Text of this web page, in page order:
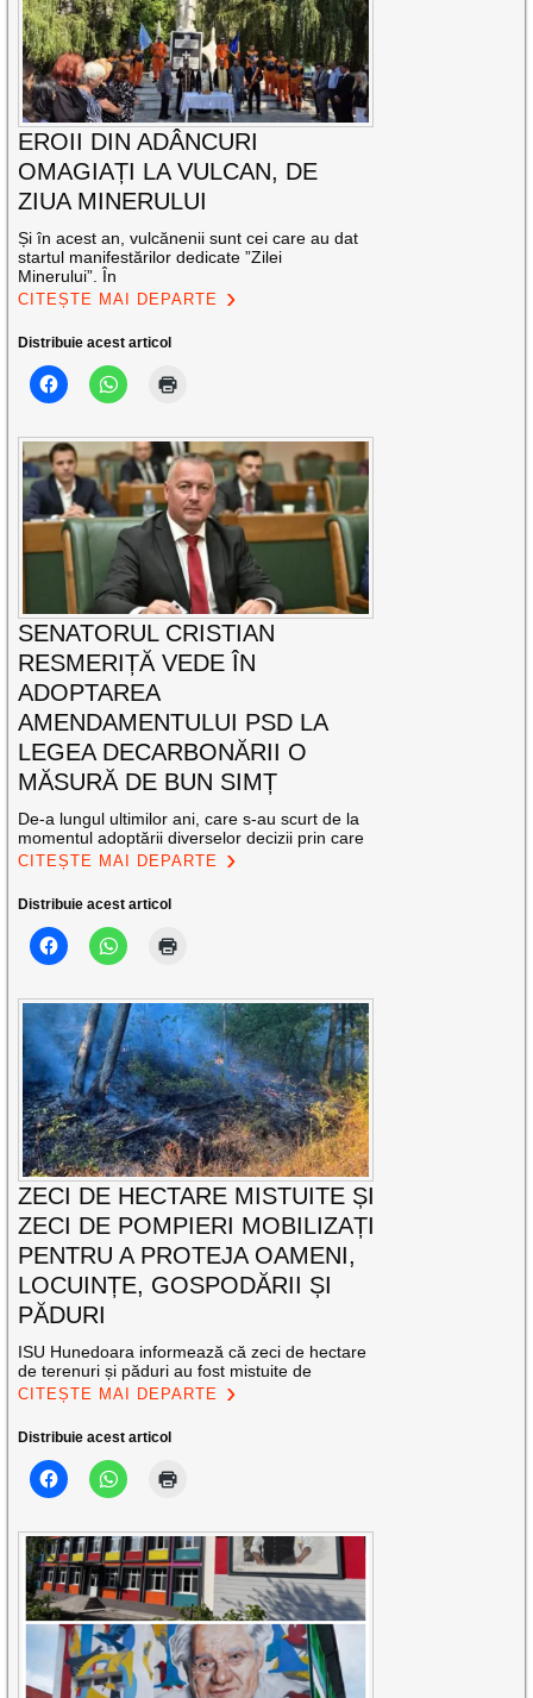
EROII DIN ADÂNCURI
OMAGIAȚI LA VULCAN, DE
ZIUA MINERULUI
Și în acest an, vulcănenii sunt cei care au dat
startul manifestărilor dedicate ”Zilei
Minerului”. În
CITEȘTE MAI DEPARTE
Distribuie acest articol
SENATORUL CRISTIAN
RESMERIȚĂ VEDE ÎN
ADOPTAREA
AMENDAMENTULUI PSD LA
LEGEA DECARBONĂRII O
MĂSURĂ DE BUN SIMȚ
De-a lungul ultimilor ani, care s-au scurt de la
momentul adoptării diverselor decizii prin care
CITEȘTE MAI DEPARTE
Distribuie acest articol
ZECI DE HECTARE MISTUITE ȘI
ZECI DE POMPIERI MOBILIZAȚI
PENTRU A PROTEJA OAMENI,
LOCUINȚE, GOSPODĂRII ȘI
PĂDURI
ISU Hunedoara informează că zeci de hectare
de terenuri și păduri au fost mistuite de
CITEȘTE MAI DEPARTE
Distribuie acest articol